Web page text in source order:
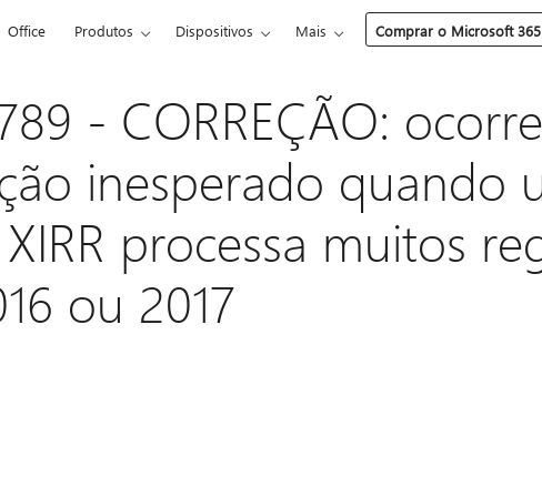
Office Produtos Dispositivos Mais Comprar o Microsoft 365
- CORREÇÃO:
inesperado quando
processa muitos
ou 2017